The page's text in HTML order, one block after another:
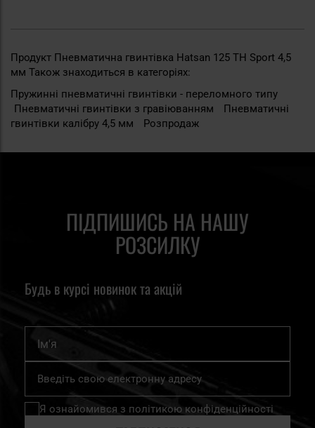
Продукт Пневматична гвинтівка Hatsan 125 TH Sport 4,5
мм Також знаходиться в категоріях:
Пружинні пневматичні гвинтівки - переломного типу
Пневматичні гвинтівки з гравіюванням
Пневматичні
гвинтівки калібру 4,5 мм
Розпродаж
ПІДПИШИСЬ НА НАШУ
РОЗСИЛКУ
Будь в курсі новинок та акцій
Підпишіться
нашу
розсилку
Я ознайомився з політикою конфіденційності